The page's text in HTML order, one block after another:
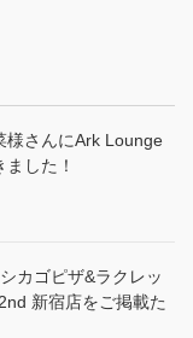
様さんにArk Lounge
した！
カゴピザ&ラクレッ
新宿店をご掲載た